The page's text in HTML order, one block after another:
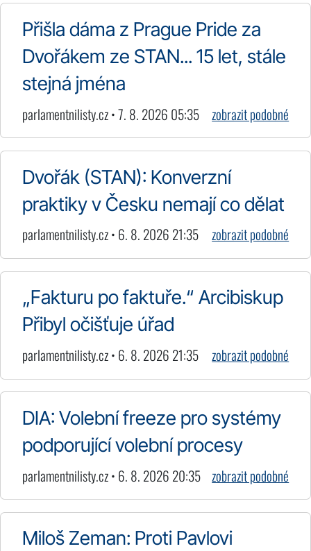
Přišla dáma z Prague Pride za
Dvořákem ze STAN... 15 let, stále
stejná jména
parlamentnilisty.cz • 7. 8. 2026 05:35 zobrazit podobné
Dvořák (STAN): Konverzní
praktiky v Česku nemají co dělat
parlamentnilisty.cz • 6. 8. 2026 21:35 zobrazit podobné
„Fakturu po faktuře.“ Arcibiskup
Přibyl očišťuje úřad
parlamentnilisty.cz • 6. 8. 2026 21:35 zobrazit podobné
DIA: Volební freeze pro systémy
podporující volební procesy
parlamentnilisty.cz • 6. 8. 2026 20:35 zobrazit podobné
Miloš Zeman: Proti Pavlovi